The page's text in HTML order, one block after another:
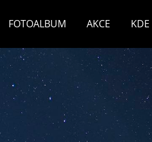
FOTOALBUM AKCE